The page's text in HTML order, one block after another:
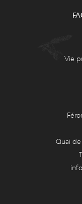
Vie
Quai